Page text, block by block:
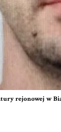
rejonowej w